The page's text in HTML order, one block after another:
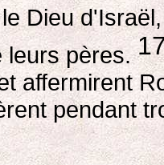
Dieu
leurs pères.
affermirent
pendant